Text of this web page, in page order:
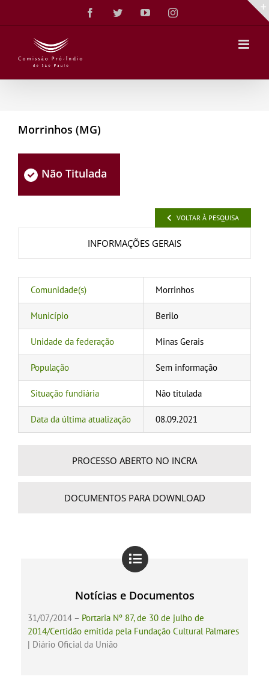
conteúdo
FacebookTwitterYouTubeInstagram
Morrinhos (MG)
Não Titulada
VOLTAR À PESQUISA
INFORMAÇÕES GERAIS
Comunidade(s) Morrinhos
Município Berilo
Unidade da federação Minas Gerais
População Sem informação
Situação fundiária Não titulada
Data da última atualização 08.09.2021
PROCESSO ABERTO NO INCRA
DOCUMENTOS PARA DOWNLOAD
Notícias e Documentos
31/07/2014 – Portaria Nº 87, de 30 de julho de
2014/Certidão emitida pela Fundação Cultural Palmares
| Diário Oficial da União